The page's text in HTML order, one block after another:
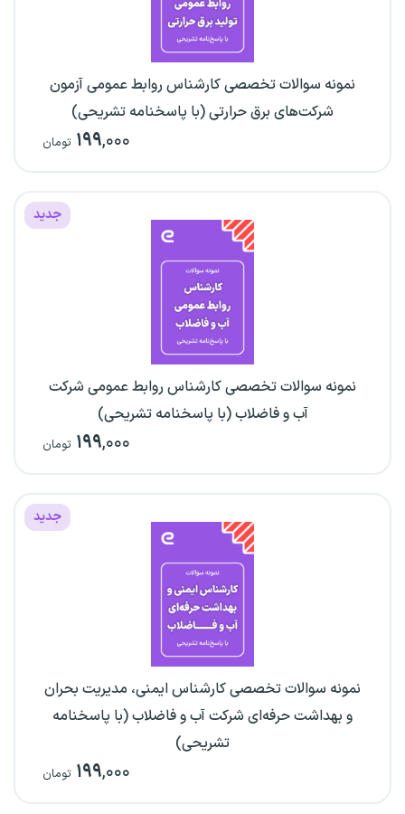
نمونه سوالات تخصصی کارشناس روابط عمومی آزمون
شرکت‌های برق حرارتی (با پاسخنامه تشریحی)
۱۹۹,۰۰۰ تومان
جدید
نمونه سوالات تخصصی کارشناس روابط عمومی شرکت
آب و فاضلاب (با پاسخنامه تشریحی)
۱۹۹,۰۰۰ تومان
جدید
نمونه سوالات تخصصی کارشناس ایمنی، مدیریت بحران
و بهداشت حرفه‌ای شرکت آب و فاضلاب (با پاسخنامه
تشریحی)
۱۹۹,۰۰۰ تومان